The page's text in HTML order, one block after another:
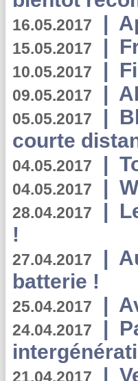
16.05.2017 |
15.05.2017 |
10.05.2017 |
09.05.2017 |
05.05.2017 |
courte
04.05.2017 |
04.05.2017 |
28.04.2017 |
!
27.04.2017 |
batterie !
25.04.2017 |
24.04.2017 |
21.04.2017 |